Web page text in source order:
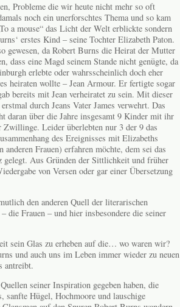
Probleme die wir heute nicht mehr so oft
noch ein unerforschtes Thema und so kam
a mouse“ das Licht der Welt erblickte sondern
erstes Kind – seine Tochter Elizabeth Paton.
gewesen, da Robert Burns die Heirat der Mutter
dass eine Magd seinem Stande nicht genügte, da
erlebte oder wahrsscheinlich doch eher
heiraten wollte – Jean Armour. Er fertigte sogar
bereits mit Jean verheiratet zu sein. Mit dieser
durch Jeans Vater James verwehrt. Das
daran über die Jahre insgesamt 9 Kinder mit ihr
Zwillinge. Leider überlebten nur 3 der 9 das
des Ereignisses mit Elizabeths
Frauen) erfahren möchte, dem sei das
gelegt. Aus Gründen der Sittlichkeit und früher
von Versen oder gar einer Übersetzung
den anderen Quell der literarischen
die Frauen – und hier insbesondere die seiner
sein Glas zu erheben auf die… wo waren wir?
und auch uns im Leben immer wieder zu neuen
antreibt.
seiner Inspiration gegeben haben, die
sanfte Hügel, Hochmoore und lauschige